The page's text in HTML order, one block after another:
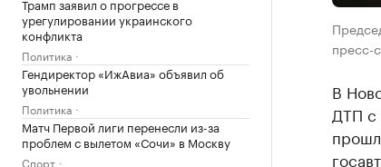
Трамп заявил о прогрессе в
урегулировании украинского
конфликта
Политика
Гендиректор «ИжАвиа» объявил об
увольнении
Политика
Матч Первой лиги перенесли из-за
проблем с вылетом «Сочи» в Москву
Спорт
пресс-
В
ДТП с